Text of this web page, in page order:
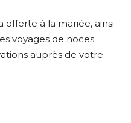
offerte à la mariée, ainsi
voyages de noces.
auprès de votre